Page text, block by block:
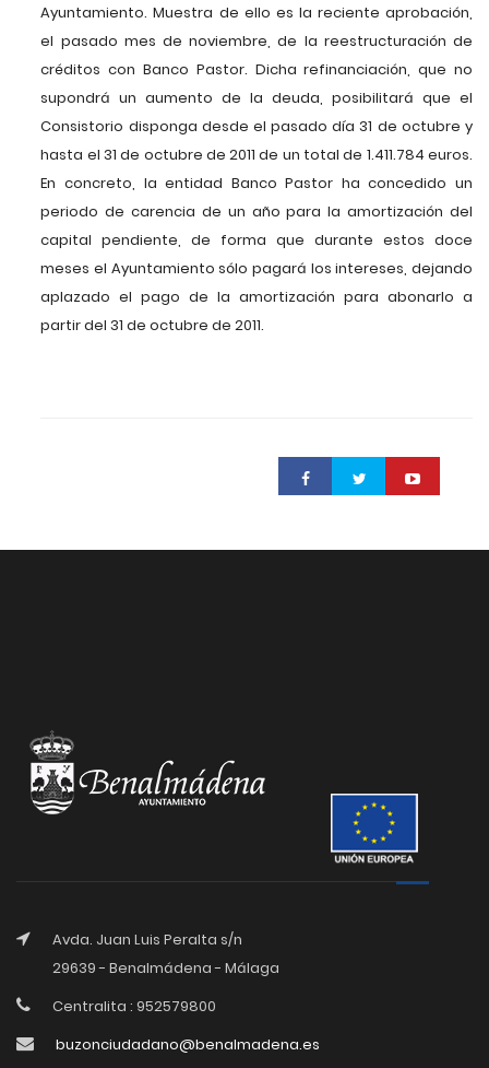
Ayuntamiento. Muestra de ello es la reciente aprobación,
el pasado mes de noviembre, de la reestructuración de
créditos con Banco Pastor. Dicha refinanciación, que no
supondrá un aumento de la deuda, posibilitará que el
Consistorio disponga desde el pasado día 31 de octubre y
hasta el 31 de octubre de 2011 de un total de 1.411.784 euros.
En concreto, la entidad Banco Pastor ha concedido un
periodo de carencia de un año para la amortización del
capital pendiente, de forma que durante estos doce
meses el Ayuntamiento sólo pagará los intereses, dejando
aplazado el pago de la amortización para abonarlo a
partir del 31 de octubre de 2011.
Avda. Juan Luis Peralta s/n
29639 - Benalmádena - Málaga
Centralita : 952579800
buzonciudadano@benalmadena.es